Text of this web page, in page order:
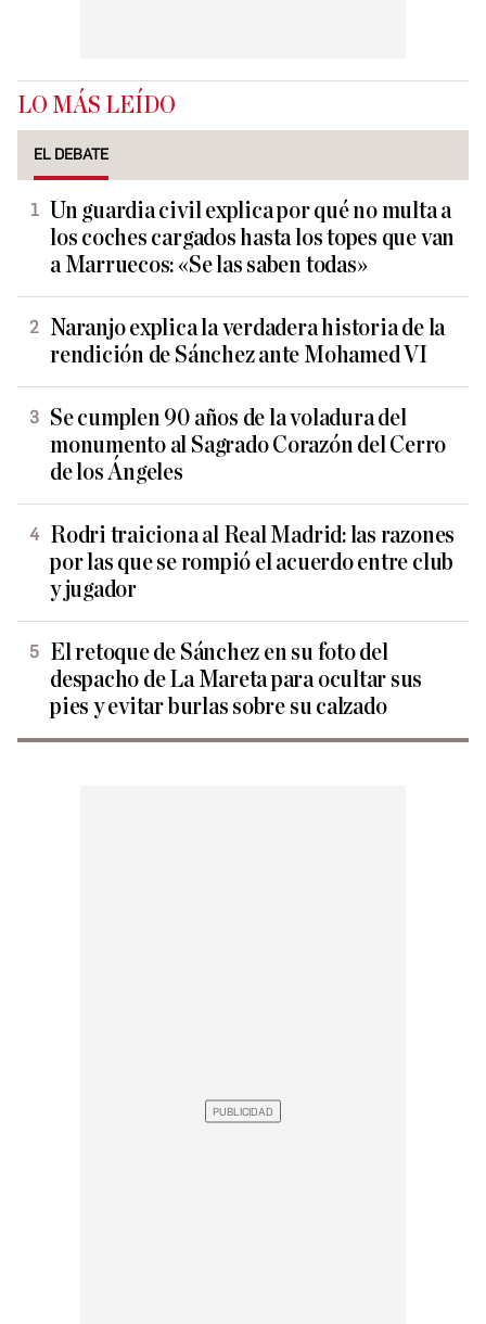
LO MÁS LEÍDO
EL DEBATE
Un guardia civil explica por qué no multa a
los coches cargados hasta los topes que van
a Marruecos: «Se las saben todas»
Naranjo explica la verdadera historia de la
rendición de Sánchez ante Mohamed VI
Se cumplen 90 años de la voladura del
monumento al Sagrado Corazón del Cerro
de los Ángeles
Rodri traiciona al Real Madrid: las razones
por las que se rompió el acuerdo entre club
y jugador
El retoque de Sánchez en su foto del
despacho de La Mareta para ocultar sus
pies y evitar burlas sobre su calzado